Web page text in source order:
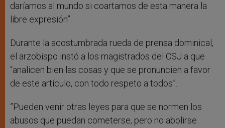
daríamos al mundo si coartamos de esta manera la
libre expresión”.
Durante la acostumbrada rueda de prensa dominical,
el arzobispo instó a los magistrados del CSJ a que
“analicen bien las cosas y que se pronuncien a favor
de este artículo, con todo respeto a todos”.
”Pueden venir otras leyes para que se normen los
abusos que puedan cometerse, pero no abolirse